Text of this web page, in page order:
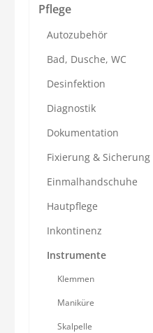
Pflege
Autozubehör
Bad, Dusche, WC
Desinfektion
Diagnostik
Dokumentation
Fixierung & Sicherung
Einmalhandschuhe
Hautpflege
Inkontinenz
Instrumente
Klemmen
Maniküre
Skalpelle